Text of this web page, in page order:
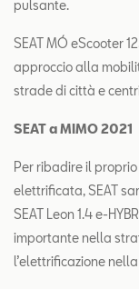
pulsante.
SEAT MÓ eScooter
approccio alla
strade di città e
SEAT a MIMO 2021
Per ribadire il
elettrificata, SEAT
SEAT Leon 1.4 e-
importante nella
l’elettrificazione